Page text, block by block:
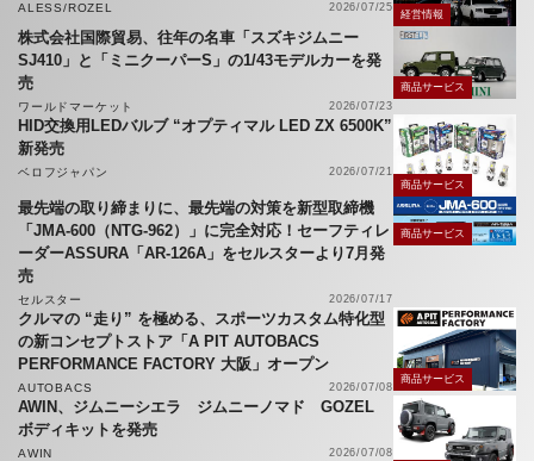
ALESS/ROZEL 2026/07/25
経営情報
株式会社国際貿易、往年の名車「スズキジムニー
SJ410」と「ミニクーパーS」の1/43モデルカーを発
売
ワールドマーケット 2026/07/23
商品サービス
HID交換用LEDバルブ “オプティマル LED ZX 6500K”
新発売
ベロフジャパン
2026/07/21
商品サービス
最先端の取り締まりに、最先端の対策を新型取締機
「JMA-600（NTG-962）」に完全対応！セーフティレ
ーダーASSURA「AR-126A」をセルスターより7月発
売
セルスター 2026/07/17
商品サービス
クルマの “走り” を極める、スポーツカスタム特化型
の新コンセプトストア「A PIT AUTOBACS
PERFORMANCE FACTORY 大阪」オープン
AUTOBACS 2026/07/08
商品サービス
AWIN、ジムニーシエラ ジムニーノマド GOZEL
ボディキットを発売
AWIN
2026/07/08